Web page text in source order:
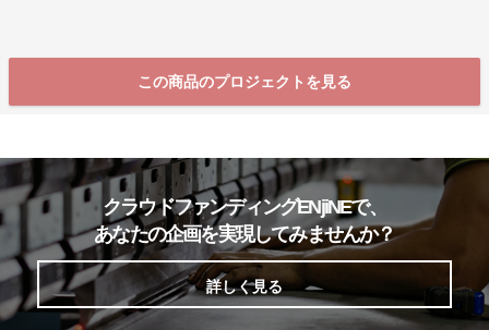
この商品のプロジェクトを見る
クラウドファンディングENjiNEで、
あなたの企画を実現してみませんか？
詳しく見る